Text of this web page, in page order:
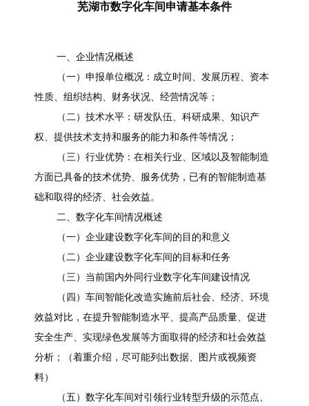
芜湖市数字化车间申请基本条件
一、企业情况概述
（一）申报单位概况：成立时间、发展历程、资本
性质、组织结构、财务状况、经营情况等；
（二）技术水平：研发队伍、科研成果、知识产
权、提供技术支持和服务的能力和条件等情况；
（三）行业优势：在相关行业、区域以及智能制造
方面已具备的技术优势、服务优势，已有的智能制造基
础和取得的经济、社会效益。
二、数字化车间情况概述
（一）企业建设数字化车间的目的和意义
（二）企业建设数字化车间的目标和任务
（三）当前国内外同行业数字化车间建设情况
（四）车间智能化改造实施前后社会、经济、环境
效益对比，在提升智能制造水平、提高产品质量、促进
安全生产、实现绿色发展等方面取得的经济和社会效益
分析；（着重介绍，尽可能列出数据、图片或视频资
料）
（五）数字化车间对引领行业转型升级的示范点、